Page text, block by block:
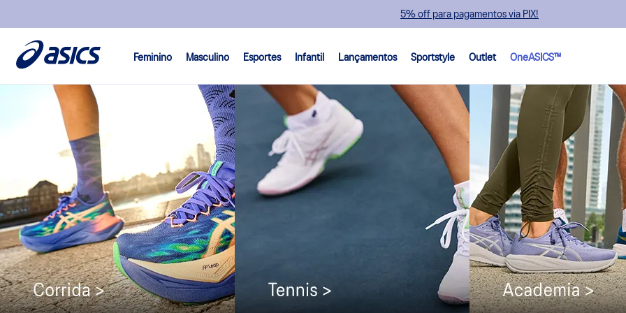
5% off para pagamentos via PIX!
Feminino Masculino Esportes Infantil Lançamentos Sportstyle Outlet OneASICS™